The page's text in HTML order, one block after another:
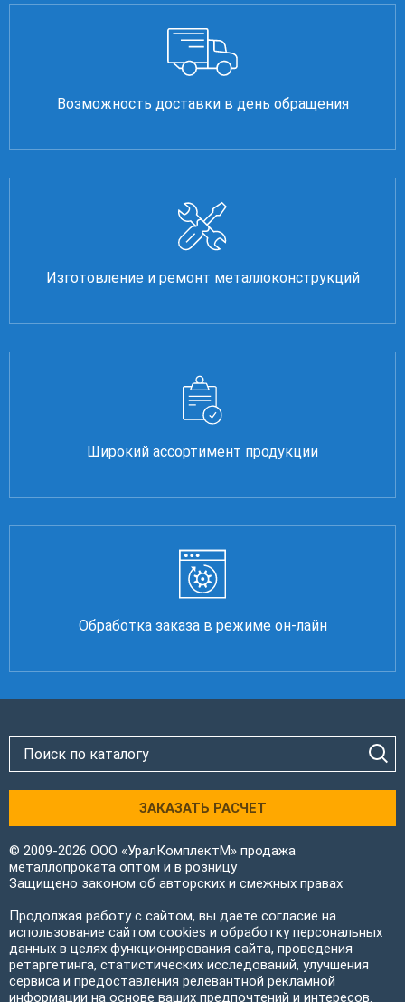
Возможность доставки в день обращения
Изготовление и ремонт металлоконструкций
Широкий ассортимент продукции
Обработка заказа в режиме он-лайн
ЗАКАЗАТЬ РАСЧЕТ
© 2009-2026 ООО «УралКомплектМ» продажа
металлопроката оптом и в розницу
Защищено законом об авторских и смежных правах
Продолжая работу с сайтом, вы даете согласие на
использование сайтом cookies и обработку персональных
данных в целях функционирования сайта, проведения
ретаргетинга, статистических исследований, улучшения
сервиса и предоставления релевантной рекламной
информации на основе ваших предпочтений и интересов.